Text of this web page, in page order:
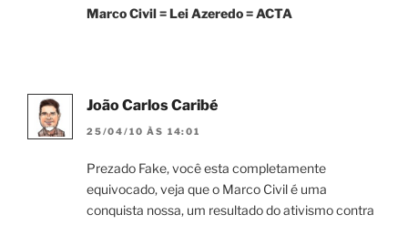
Marco Civil = Lei Azeredo = ACTA
João Carlos Caribé
25/04/10 ÀS 14:01
Prezado Fake, você esta completamente
equivocado, veja que o Marco Civil é uma
conquista nossa, um resultado do ativismo contra